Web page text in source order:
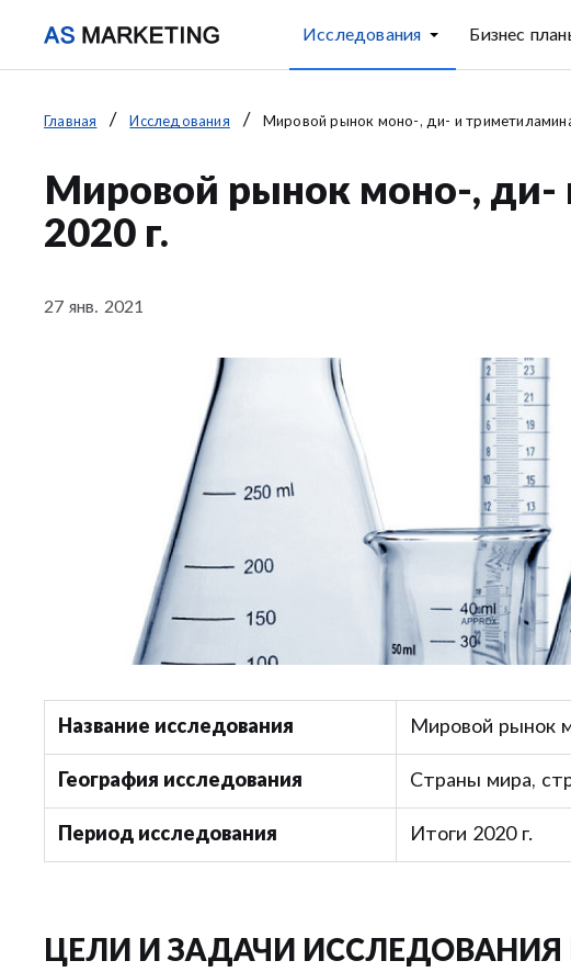
Исследования Бизнес
Главная Исследования Мировой рынок моно-, ди- и
Мировой рынок моно-, ди-
2020 г.
27 янв. 2021
Название исследования Мировой рынок
География исследования Страны мира,
Период исследования Итоги 2020 г.
ЦЕЛИ И ЗАДАЧИ